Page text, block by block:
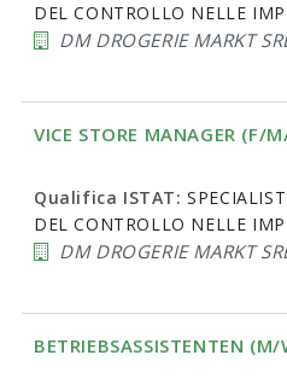
DEL CONTROLLO NELLE
DM DROGERIE MARKT
VICE STORE MANAGER (F/
Qualifica ISTAT:
DEL CONTROLLO NELLE
DM DROGERIE MARKT
BETRIEBSASSISTENTEN